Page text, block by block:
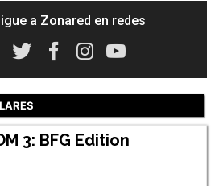
a Zonared en redes
3: BFG Edition